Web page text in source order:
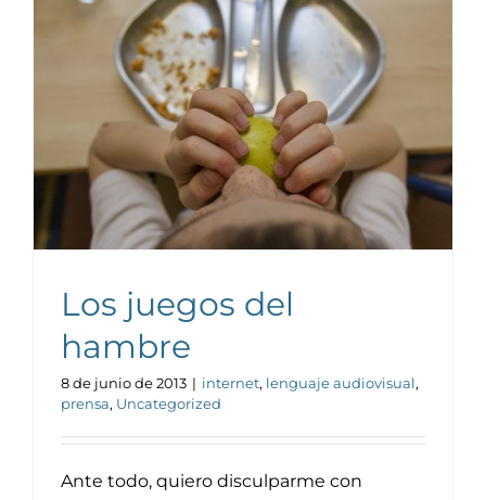
Noticias y publicaciones
Los juegos del
hambre
8 de junio de 2013 | internet, lenguaje audiovisual,
prensa, Uncategorized
Ante todo, quiero disculparme con